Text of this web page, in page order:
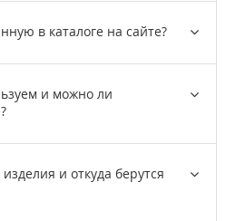
в каталоге на сайте?
и можно ли
и откуда берутся